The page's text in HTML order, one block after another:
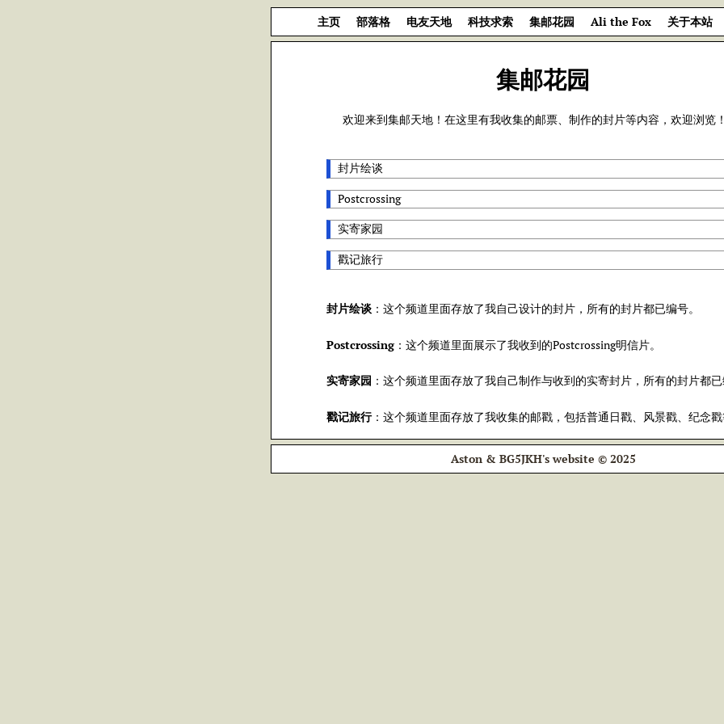
主页 部落格 电友天地 科技求索 集邮花园 Ali the Fox 关于本站
集邮花园
欢迎来到集邮天地！在这里有我收集的邮票、制作的封片等内容，欢迎浏览
封片绘谈
Postcrossing
实寄家园
戳记旅行
封片绘谈 ：这个频道里面存放了我自己设计的封片，所有的封片都已编号。
Postcrossing ：这个频道里面展示了我收到的Postcrossing明信片。
实寄家园 ：这个频道里面存放了我自己制作与收到的实寄封片，所有的封片都已
戳记旅行：这个频道里面存放了我收集的邮戳，包括普通日戳、风景戳、纪念戳
Aston & BG5JKH's website © 2025